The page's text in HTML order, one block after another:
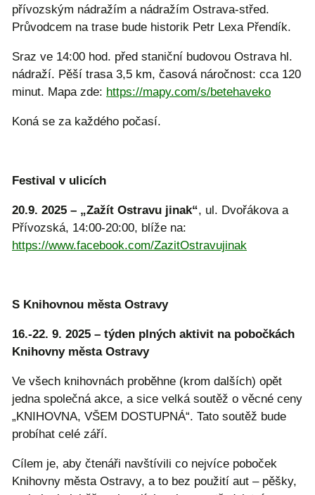
přívozským nádražím a nádražím Ostrava-střed.
Průvodcem na trase bude historik Petr Lexa Přendík.
Sraz ve 14:00 hod. před staniční budovou Ostrava hl.
nádraží. Pěší trasa 3,5 km, časová náročnost: cca 120
minut. Mapa zde: https://mapy.com/s/betehaveko
Koná se za každého počasí.
Festival v ulicích
20.9. 2025 – „Zažít Ostravu jinak“, ul. Dvořákova a
Přívozská, 14:00-20:00, blíže na:
https://www.facebook.com/ZazitOstravujinak
S Knihovnou města Ostravy
16.-22. 9. 2025 – týden plných aktivit na pobočkách
Knihovny města Ostravy
Ve všech knihovnách proběhne (krom dalších) opět
jedna společná akce, a sice velká soutěž o věcné ceny
„KNIHOVNA, VŠEM DOSTUPNÁ“. Tato soutěž bude
probíhat celé září.
Cílem je, aby čtenáři navštívili co nejvíce poboček
Knihovny města Ostravy, a to bez použití aut – pěšky,